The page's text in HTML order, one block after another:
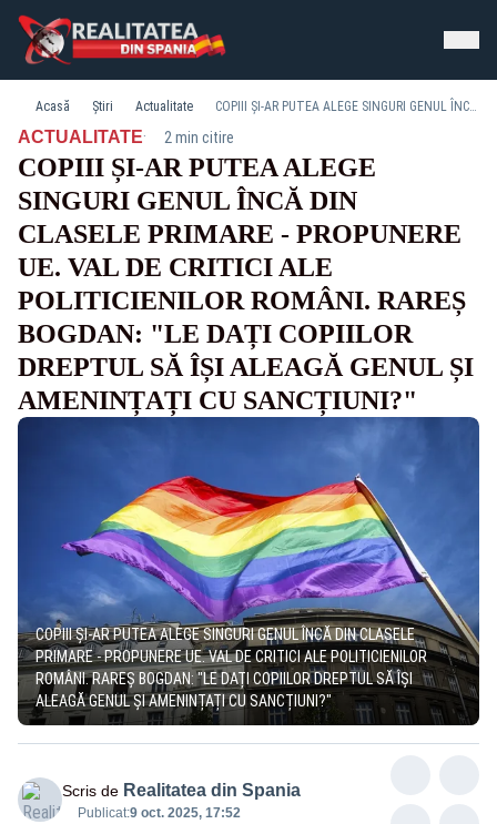
Acasă Știri Actualitate COPIII ȘI-AR PUTEA ALEGE SINGURI GENUL ÎNCĂ DIN CLASELE PRIMARE - PROPUNERE UE. VAL DE CRITICI ALE POLITICIENILOR ROMÂNI. RAREȘ BOGDAN: "LE DAȚI COPIILOR DREPTUL SĂ ÎȘI ALEAGĂ GENUL ȘI AMENINȚAȚI CU SANCȚIUNI?"
ACTUALITATE· 2 min citire
COPIII ȘI-AR PUTEA ALEGE
SINGURI GENUL ÎNCĂ DIN
CLASELE PRIMARE - PROPUNERE
UE. VAL DE CRITICI ALE
POLITICIENILOR ROMÂNI. RAREȘ
BOGDAN: "LE DAȚI COPIILOR
DREPTUL SĂ ÎȘI ALEAGĂ GENUL ȘI
AMENINȚAȚI CU SANCȚIUNI?"
COPIII ȘI-AR PUTEA ALEGE SINGURI GENUL ÎNCĂ DIN CLASELE
PRIMARE - PROPUNERE UE. VAL DE CRITICI ALE POLITICIENILOR
ROMÂNI. RAREȘ BOGDAN: "LE DAȚI COPIILOR DREPTUL SĂ ÎȘI
ALEAGĂ GENUL ȘI AMENINȚAȚI CU SANCȚIUNI?"
Scris de Realitatea din Spania
Publicat:9 oct. 2025, 17:52